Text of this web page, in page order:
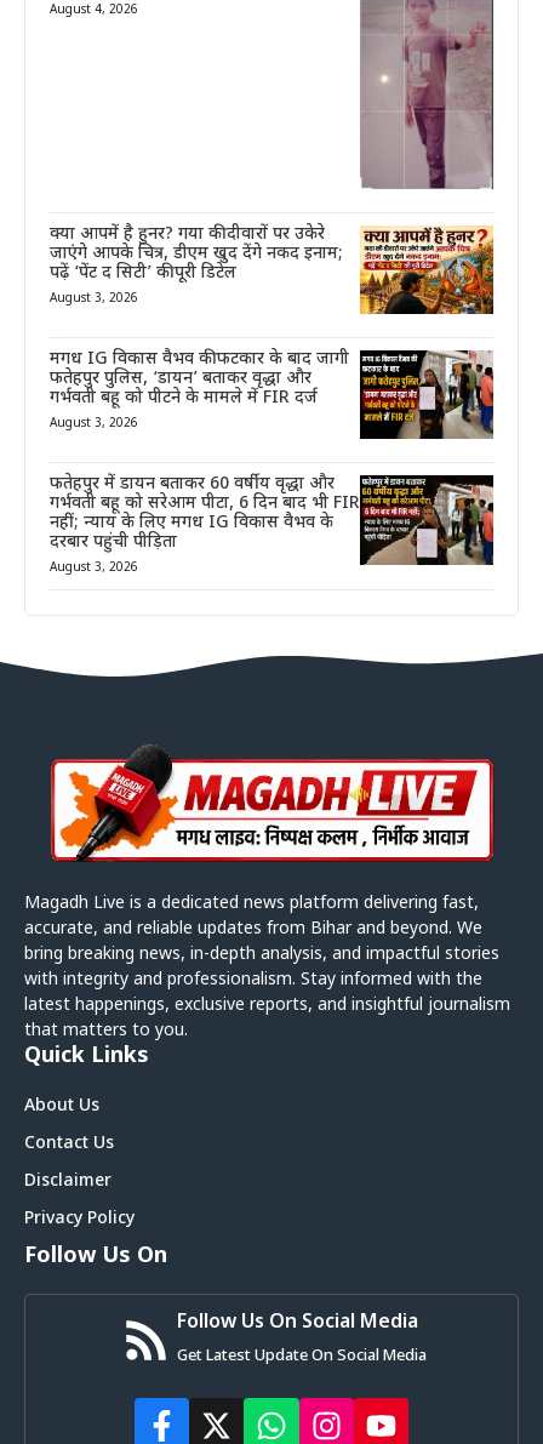
August 4, 2026
क्या आपमें है हुनर? गया की दीवारों पर उकेरे
जाएंगे आपके चित्र, डीएम खुद देंगे नकद इनाम;
पढ़ें ‘पेंट द सिटी’ की पूरी डिटेल
August 3, 2026
मगध IG विकास वैभव की फटकार के बाद जागी
फतेहपुर पुलिस, ‘डायन’ बताकर वृद्धा और
गर्भवती बहू को पीटने के मामले में FIR दर्ज
August 3, 2026
फतेहपुर में डायन बताकर 60 वर्षीय वृद्धा और
गर्भवती बहू को सरेआम पीटा, 6 दिन बाद भी FIR
नहीं; न्याय के लिए मगध IG विकास वैभव के
दरबार पहुंची पीड़िता
August 3, 2026
Magadh Live is a dedicated news platform delivering fast,
accurate, and reliable updates from Bihar and beyond. We
bring breaking news, in-depth analysis, and impactful stories
with integrity and professionalism. Stay informed with the
latest happenings, exclusive reports, and insightful journalism
that matters to you.
Quick Links
About Us
Contact Us
Disclaimer
Privacy Policy
Follow Us On
Follow Us On Social Media
Get Latest Update On Social Media